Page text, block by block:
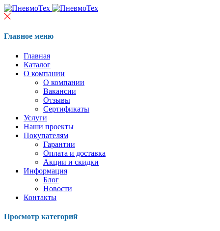
Главное меню
Главная
Каталог
О компании
О компании
Вакансии
Отзывы
Сертификаты
Услуги
Наши проекты
Покупателям
Гарантии
Оплата и доставка
Акции и скидки
Информация
Блог
Новости
Контакты
Просмотр категорий